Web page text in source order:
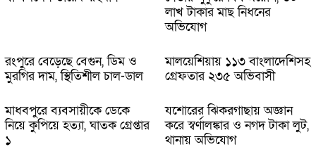
লাখ টাকার মাছ নিধনের
অভিযোগ
রংপুরে বেড়েছে বেগুন, ডিম ও
মুরগির দাম, স্থিতিশীল চাল-ডাল
মালয়েশিয়ায় ১১৩ বাংলাদেশিসহ
গ্রেফতার ২৩৫ অভিবাসী
মাধবপুরে ব্যবসায়ীকে ডেকে
নিয়ে কুপিয়ে হত্যা, ঘাতক গ্রেপ্তার
১
যশোরের ঝিকরগাছায় অজ্ঞান
করে স্বর্ণালঙ্কার ও নগদ টাকা লুট,
থানায় অভিযোগ